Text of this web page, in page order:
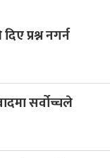
प्रश्न नगर्न
सर्वोच्चले